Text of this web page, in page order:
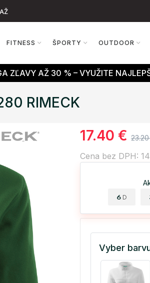
FITNESS ŠPORTY OUTDOOR
ZĽAVY AŽ 30 % – VYUŽITE
RIMECK
17.40 €
Cena bez DPH:
6 D
Vyber